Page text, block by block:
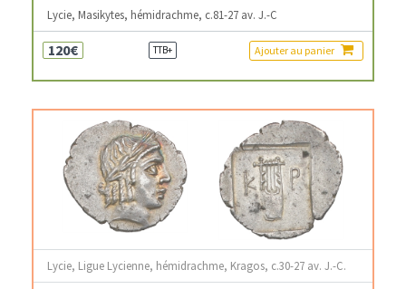
Lycie, Masikytes, hémidrachme, c.81-27 av. J.-C
120€ TTB+ Ajouter au panier
Lycie, Ligue Lycienne, hémidrachme, Kragos, c.30-27 av. J.-C.